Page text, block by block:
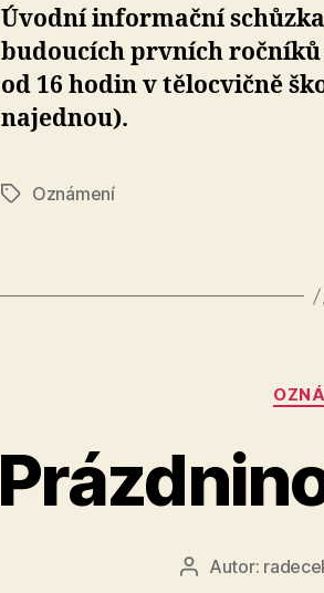
Úvodní informační
budoucích prvních ročníků
od 16 hodin v tělocvičně
najednou).
ŠtítkyOznámení
AutorAutor: